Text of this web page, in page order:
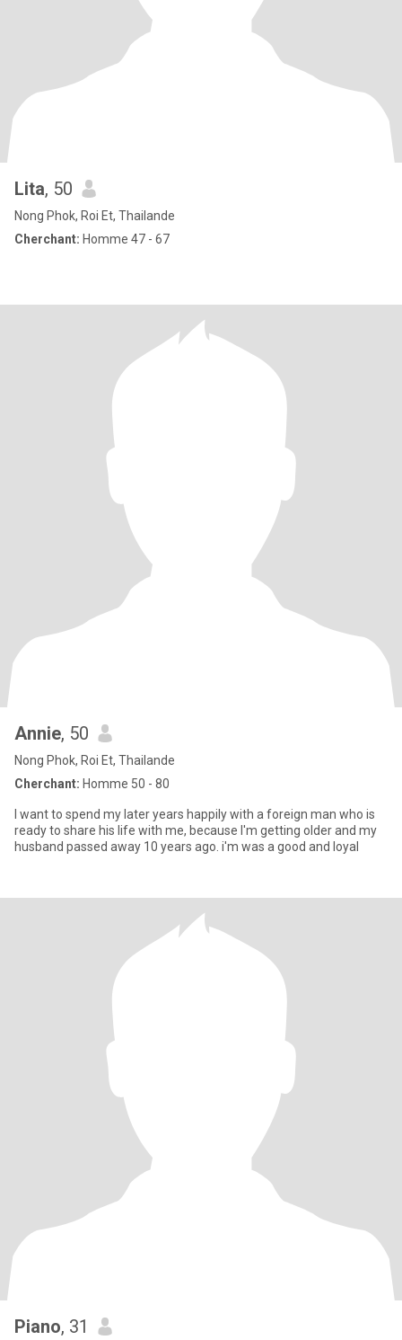
Lita, 50
Nong Phok, Roi Et, Thailande
Cherchant: Homme 47 - 67
Annie, 50
Nong Phok, Roi Et, Thailande
Cherchant: Homme 50 - 80
I want to spend my later years happily with a foreign man who is
ready to share his life with me, because I'm getting older and my
husband passed away 10 years ago. i'm was a good and loyal
Piano, 31